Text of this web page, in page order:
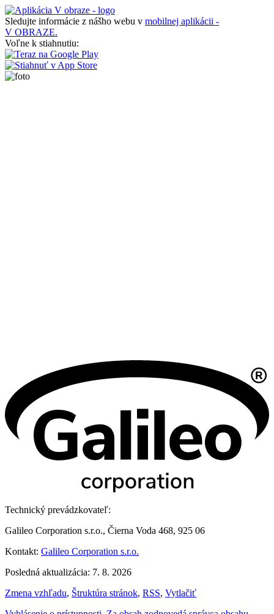
Sledujte informácie z nášho webu v mobilnej aplikácii -
V OBRAZE.
Voľne k stiahnutiu:
Technický prevádzkovateľ:
Galileo Corporation s.r.o., Čierna Voda 468, 925 06
Kontakt: Galileo Corporation s.r.o.
Posledná aktualizácia: 7. 8. 2026
Zmena vzhľadu, Štruktúra stránok, RSS, Vytlačiť